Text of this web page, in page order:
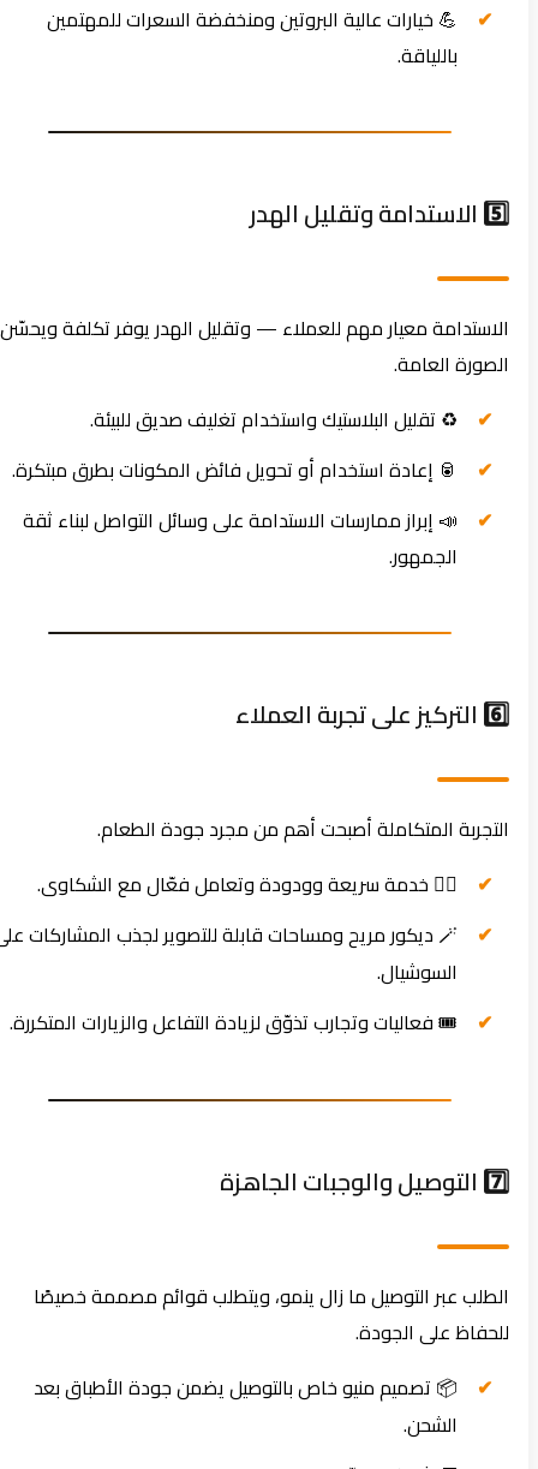
💪 خيارات عالية البروتين ومنخفضة السعرات للمهتمين
باللياقة.
الاستدامة معيار مهم للعملاء — وتقليل الهدر يوفر تكلفة ويحسّن
الصورة العامة.
♻️ تقليل البلاستيك واستخدام تغليف صديق للبيئة.
🥫 إعادة استخدام أو تحويل فائض المكونات بطرق مبتكرة.
📣 إبراز ممارسات الاستدامة على وسائل التواصل لبناء ثقة
الجمهور.
التجربة المتكاملة أصبحت أهم من مجرد جودة الطعام.
💁‍♀️ خدمة سريعة وودودة وتعامل فعّال مع الشكاوى.
🪄 ديكور مريح ومساحات قابلة للتصوير لجذب المشاركات على
السوشيال.
🎟️ فعاليات وتجارب تذوّق لزيادة التفاعل والزيارات المتكررة.
الطلب عبر التوصيل ما زال ينمو، ويتطلب قوائم مصممة خصيصًا
للحفاظ على الجودة.
📦 تصميم منيو خاص بالتوصيل يضمن جودة الأطباق بعد
الشحن.